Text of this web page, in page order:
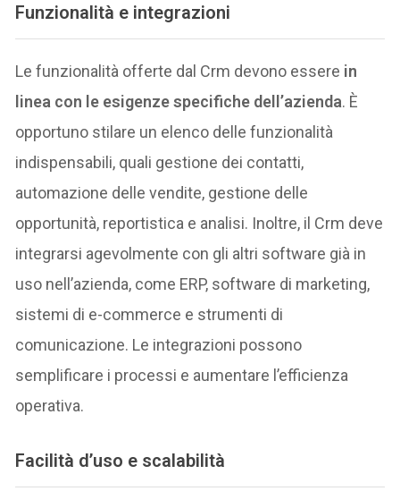
Funzionalità e integrazioni
Le funzionalità offerte dal Crm devono essere in
linea con le esigenze specifiche dell’azienda. È
opportuno stilare un elenco delle funzionalità
indispensabili, quali gestione dei contatti,
automazione delle vendite, gestione delle
opportunità, reportistica e analisi. Inoltre, il Crm deve
integrarsi agevolmente con gli altri software già in
uso nell’azienda, come ERP, software di marketing,
sistemi di e-commerce e strumenti di
comunicazione. Le integrazioni possono
semplificare i processi e aumentare l’efficienza
operativa.
Facilità d’uso e scalabilità